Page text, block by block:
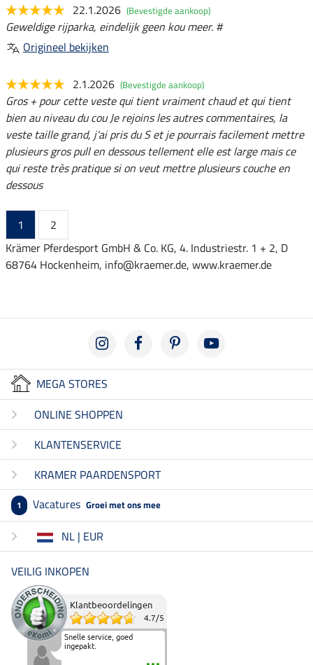
22.1.2026 (Bevestigde aankoop)
Geweldige rijparka, eindelijk geen kou meer. #
Origineel bekijken
2.1.2026 (Bevestigde aankoop)
Gros + pour cette veste qui tient vraiment chaud et qui tient
bien au niveau du cou Je rejoins les autres commentaires, la
veste taille grand, j'ai pris du S et je pourrais facilement mettre
plusieurs gros pull en dessous tellement elle est large mais ce
qui reste très pratique si on veut mettre plusieurs couche en
dessous
1
2
Krämer Pferdesport GmbH & Co. KG, 4. Industriestr. 1 + 2, D
68764 Hockenheim, info@kraemer.de, www.kraemer.de
MEGA STORES
ONLINE SHOPPEN
KLANTENSERVICE
KRAMER PAARDENSPORT
1 Vacatures Groei met ons mee
NL | EUR
VEILIG INKOPEN
Klantbeoordelingen
4.7/5
Snelle service, goed
ingepakt.